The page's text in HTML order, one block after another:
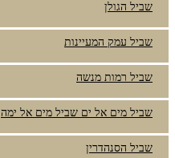
שביל הגולן
שביל עמק המעיינות
שביל רמות מנשה
שביל מים אל ים שביל מים אל ימה
שביל הסנהדרין